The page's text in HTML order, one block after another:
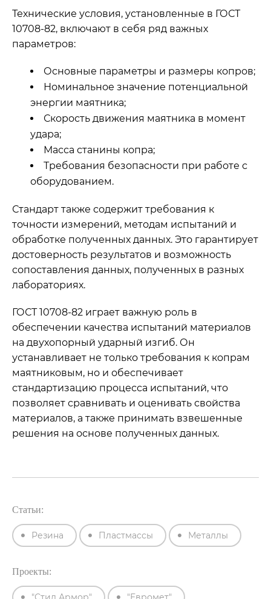
Статьи:
Резина Пластмассы Металлы
Проекты:
Технические условия, установленные в ГОСТ
10708-82, включают в себя ряд важных
параметров:
Основные параметры и размеры копров;
Номинальное значение потенциальной
энергии маятника;
Скорость движения маятника в момент
удара;
Масса станины копра;
Требования безопасности при работе с
оборудованием.
Стандарт также содержит требования к
точности измерений, методам испытаний и
обработке полученных данных. Это гарантирует
достоверность результатов и возможность
сопоставления данных, полученных в разных
лабораториях.
ГОСТ 10708-82 играет важную роль в
обеспечении качества испытаний материалов
на двухопорный ударный изгиб. Он
устанавливает не только требования к копрам
маятниковым, но и обеспечивает
стандартизацию процесса испытаний, что
позволяет сравнивать и оценивать свойства
материалов, а также принимать взвешенные
решения на основе полученных данных.